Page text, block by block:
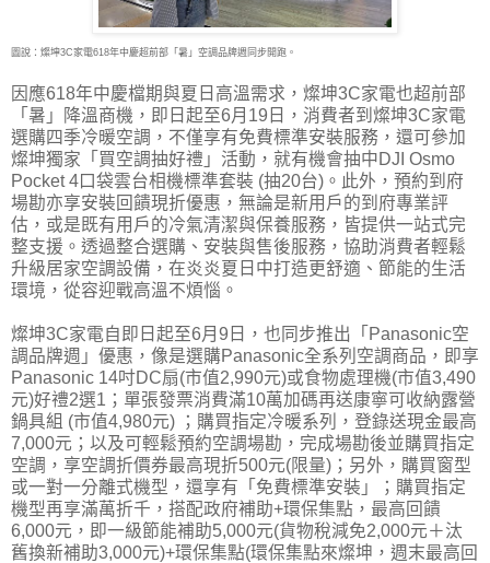
圖說：燦坤3C家電618年中慶超前部「暑」空調品牌週同步開跑。
因應618年中慶檔期與夏日高溫需求，燦坤3C家電也超前部
「暑」降溫商機，即日起至6月19日，消費者到燦坤3C家電
選購四季冷暖空調，不僅享有免費標準安裝服務，還可參加
燦坤獨家「買空調抽好禮」活動，就有機會抽中DJI Osmo
Pocket 4口袋雲台相機標準套裝 (抽20台)。此外，預約到府
場勘亦享安裝回饋現折優惠，無論是新用戶的到府專業評
估，或是既有用戶的冷氣清潔與保養服務，皆提供一站式完
整支援。透過整合選購、安裝與售後服務，協助消費者輕鬆
升級居家空調設備，在炎炎夏日中打造更舒適、節能的生活
環境，從容迎戰高溫不煩惱。
燦坤3C家電自即日起至6月9日，也同步推出「Panasonic空
調品牌週」優惠，像是選購Panasonic全系列空調商品，即享
Panasonic 14吋DC扇(市值2,990元)或食物處理機(市值3,490
元)好禮2選1；單張發票消費滿10萬加碼再送康寧可收納露營
鍋具組 (市值4,980元) ；購買指定冷暖系列，登錄送現金最高
7,000元；以及可輕鬆預約空調場勘，完成場勘後並購買指定
空調，享空調折價券最高現折500元(限量)；另外，購買窗型
或一對一分離式機型，還享有「免費標準安裝」；購買指定
機型再享滿萬折千，搭配政府補助+環保集點，最高回饋
6,000元，即一級節能補助5,000元(貨物稅減免2,000元＋汰
舊換新補助3,000元)+環保集點(環保集點來燦坤，週末最高回